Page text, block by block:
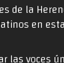
de la
en